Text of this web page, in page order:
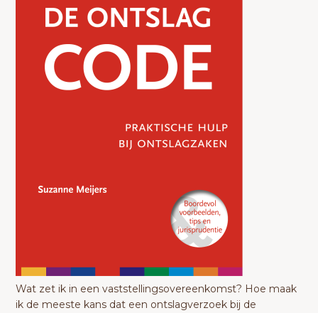
Wat zet ik in een vaststellingsovereenkomst? Hoe maak
ik de meeste kans dat een ontslagverzoek bij de